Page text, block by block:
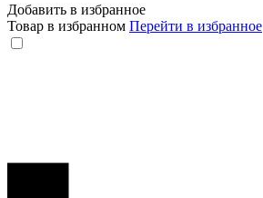
Добавить в избранное
Товар в избранном Перейти в избранное